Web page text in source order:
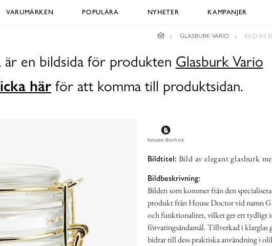
VARUMÄRKEN POPULÄRA NYHETER KAMPANJER
GLASBURK VARIO BILD AV
en bildsida för produkten Glasburk Vario
här för att komma till produktsidan.
Bildtitel: Bild av elegant glasburk
Bildbeskrivning:
Bilden som kommer från den
produkt från House Doctor vid namn
och funktionalitet, vilket ger ett tydligt
förvaringsändamål. Tillverkad i klarglas
bidrar till dess praktiska användning i